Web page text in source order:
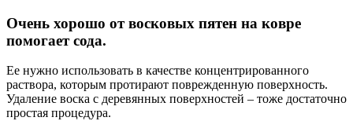
Очень хорошо от восковых пятен на ковре
помогает сода.
Ее нужно использовать в качестве концентрированного
раствора, которым протирают поврежденную поверхность.
Удаление воска с деревянных поверхностей – тоже достаточно
простая процедура.